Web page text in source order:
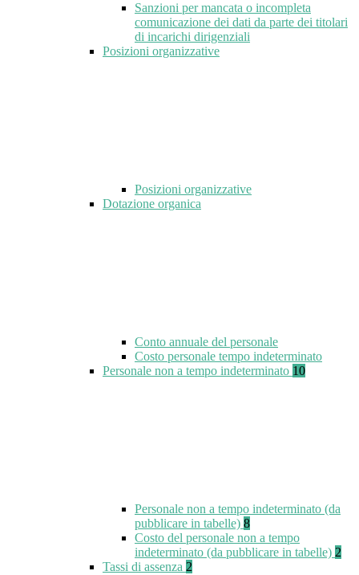
Sanzioni per mancata o incompleta
comunicazione dei dati da parte dei titolari
di incarichi dirigenziali
Posizioni organizzative
Posizioni organizzative
Dotazione organica
Conto annuale del personale
Costo personale tempo indeterminato
Personale non a tempo indeterminato 10
Personale non a tempo indeterminato (da
pubblicare in tabelle) 8
Costo del personale non a tempo
indeterminato (da pubblicare in tabelle) 2
Tassi di assenza 2